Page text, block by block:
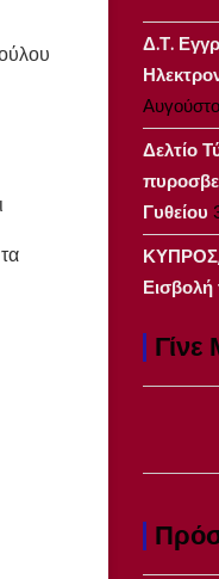
Δ.Τ.
Δελτίο
Γυθείου
ΚΥΠΡΟΣ,
Εισβολή